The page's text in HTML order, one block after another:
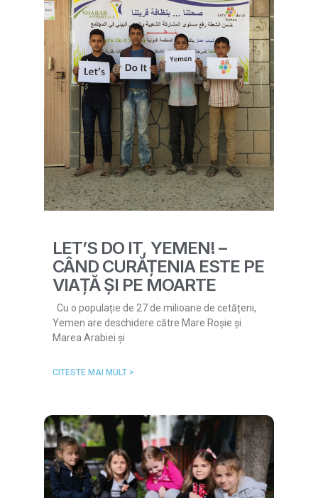
LET’S DO IT, YEMEN! –
CÂND CURĂȚENIA ESTE PE
VIAȚĂ ȘI PE MOARTE
Cu o populație de 27 de milioane de cetățeni,
Yemen are deschidere către Mare Roșie și
Marea Arabiei și
CITESTE MAI MULT >